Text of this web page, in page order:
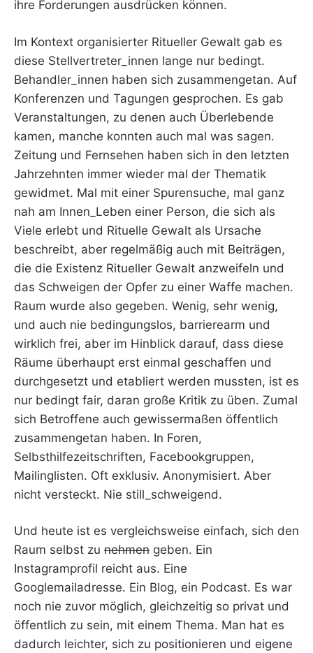
ihre Forderungen ausdrücken können.
Im Kontext organisierter Ritueller Gewalt gab es
diese Stellvertreter_innen lange nur bedingt.
Behandler_innen haben sich zusammengetan. Auf
Konferenzen und Tagungen gesprochen. Es gab
Veranstaltungen, zu denen auch Überlebende
kamen, manche konnten auch mal was sagen.
Zeitung und Fernsehen haben sich in den letzten
Jahrzehnten immer wieder mal der Thematik
gewidmet. Mal mit einer Spurensuche, mal ganz
nah am Innen_Leben einer Person, die sich als
Viele erlebt und Rituelle Gewalt als Ursache
beschreibt, aber regelmäßig auch mit Beiträgen,
die die Existenz Ritueller Gewalt anzweifeln und
das Schweigen der Opfer zu einer Waffe machen.
Raum wurde also gegeben. Wenig, sehr wenig,
und auch nie bedingungslos, barrierearm und
wirklich frei, aber im Hinblick darauf, dass diese
Räume überhaupt erst einmal geschaffen und
durchgesetzt und etabliert werden mussten, ist es
nur bedingt fair, daran große Kritik zu üben. Zumal
sich Betroffene auch gewissermaßen öffentlich
zusammengetan haben. In Foren,
Selbsthilfezeitschriften, Facebookgruppen,
Mailinglisten. Oft exklusiv. Anonymisiert. Aber
nicht versteckt. Nie still_schweigend.
Und heute ist es vergleichsweise einfach, sich den
Raum selbst zu nehmen geben. Ein
Instagramprofil reicht aus. Eine
Googlemailadresse. Ein Blog, ein Podcast. Es war
noch nie zuvor möglich, gleichzeitig so privat und
öffentlich zu sein, mit einem Thema. Man hat es
dadurch leichter, sich zu positionieren und eigene